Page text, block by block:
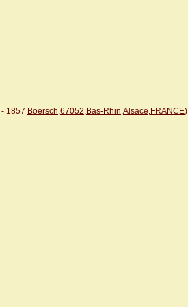
- 1857 Boersch,67052,Bas-Rhin,Alsace,FRANCE)